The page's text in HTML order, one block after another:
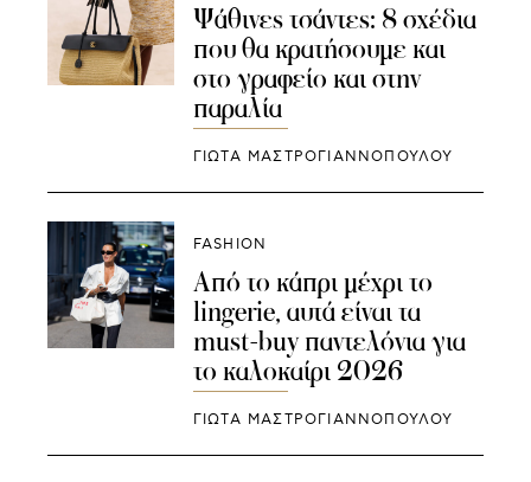
Ψάθινες τσάντες: 8 σχέδια
που θα κρατήσουμε και
στο γραφείο και στην
παραλία
ΓΙΩΤΑ ΜΑΣΤΡΟΓΙΑΝΝΟΠΟΥΛΟΥ
FASHION
Από το κάπρι μέχρι το
lingerie, αυτά είναι τα
must-buy παντελόνια για
το καλοκαίρι 2026
ΓΙΩΤΑ ΜΑΣΤΡΟΓΙΑΝΝΟΠΟΥΛΟΥ